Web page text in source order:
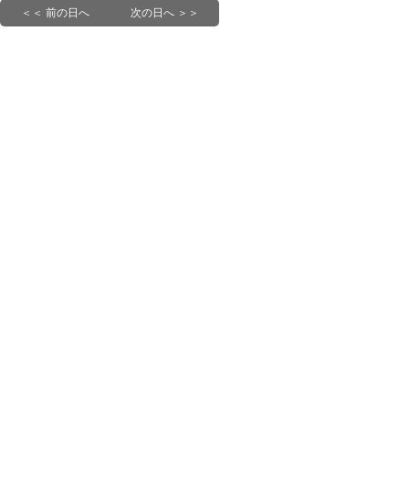
＜＜ 前の日へ 次の日へ ＞＞